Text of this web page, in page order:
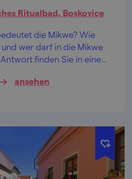
Ritualbad, Boskovice
die Mikwe? Wie
wer darf in die Mikwe
finden Sie in einem
Boskovice.
ansehen